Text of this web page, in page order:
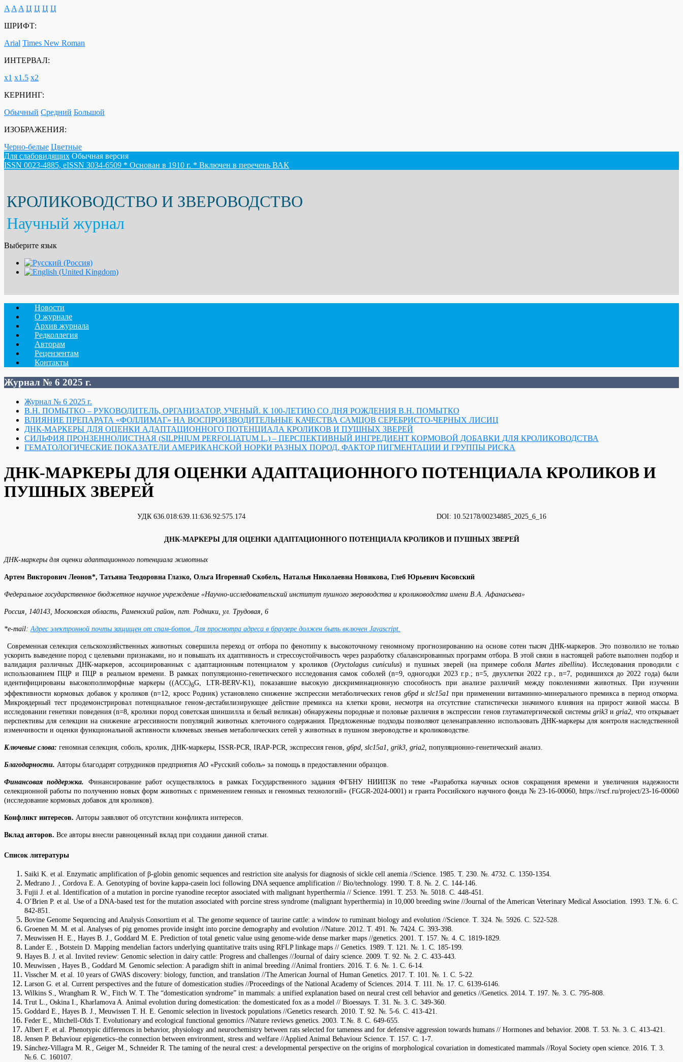
A A A Ц Ц Ц Ц
ШРИФТ:
Arial Times New Roman
ИНТЕРВАЛ:
х1 х1.5 х2
КЕРНИНГ:
Обычный Средний Большой
ИЗОБРАЖЕНИЯ:
Черно-белые Цветные
Для слабовидящих Обычная версия
ISSN 0023-4885, eISSN 3034-6509 * Основан в 1910 г. * Включен в перечень ВАК
КРОЛИКОВОДСТВО И ЗВЕРОВОДСТВО
Научный журнал
Выберите язык
Новости
О журнале
Архив журнала
Редколлегия
Авторам
Рецензентам
Контакты
Журнал № 6 2025 г.
Журнал № 6 2025 г.
В.Н. ПОМЫТКО – РУКОВОДИТЕЛЬ, ОРГАНИЗАТОР, УЧЕНЫЙ. К 100-ЛЕТИЮ СО ДНЯ РОЖДЕНИЯ В.Н. ПОМЫТКО
ВЛИЯНИЕ ПРЕПАРАТА «ФОЛЛИМАГ» НА ВОСПРОИЗВОДИТЕЛЬНЫЕ КАЧЕСТВА САМЦОВ СЕРЕБРИСТО-ЧЕРНЫХ ЛИСИЦ
ДНК-МАРКЕРЫ ДЛЯ ОЦЕНКИ АДАПТАЦИОННОГО ПОТЕНЦИАЛА КРОЛИКОВ И ПУШНЫХ ЗВЕРЕЙ
СИЛЬФИЯ ПРОНЗЕННОЛИСТНАЯ (SILPHIUM PERFOLIATUM L.) – ПЕРСПЕКТИВНЫЙ ИНГРЕДИЕНТ КОРМОВОЙ ДОБАВКИ ДЛЯ КРОЛИКОВОДСТВА
ГЕМАТОЛОГИЧЕСКИЕ ПОКАЗАТЕЛИ АМЕРИКАНСКОЙ НОРКИ РАЗНЫХ ПОРОД, ФАКТОР ПИГМЕНТАЦИИ И ГРУППЫ РИСКА
ДНК-МАРКЕРЫ ДЛЯ ОЦЕНКИ АДАПТАЦИОННОГО ПОТЕНЦИАЛА КРОЛИКОВ И
ПУШНЫХ ЗВЕРЕЙ
УДК 636.018:639.11:636.92:575.174 DOI: 10.52178/00234885_2025_6_16
ДНК-МАРКЕРЫ ДЛЯ ОЦЕНКИ АДАПТАЦИОННОГО ПОТЕНЦИАЛА КРОЛИКОВ И ПУШНЫХ ЗВЕРЕЙ
ДНК-маркеры для оценки адаптационного потенциала животных
Артем Викторович Леонов*, Татьяна Теодоровна Глазко, Ольга Игоревна0 Скобель, Наталья Николаевна Новикова, Глеб Юрьевич Косовский
Федеральное государственное бюджетное научное учреждение «Научно-исследовательский институт пушного звероводства и кролиководства имени В.А. Афанасьева»
Россия, 140143, Московская область, Раменский район, пгт. Родники, ул. Трудовая, 6
*e-mail:Адрес электронной почты защищен от спам-ботов. Для просмотра адреса в браузере должен быть включен Javascript.
Современная селекция сельскохозяйственных животных совершила переход от отбора по фенотипу к высокоточному геномному прогнозированию на основе сотен тысяч ДНК-маркеров. Это позволило не только
ускорить выведение пород с целевыми признаками, но и повышать их адаптивность и стрессоустойчивость через разработку сбалансированных программ отбора. В этой связи в настоящей работе выполнен подбор и
валидация различных ДНК-маркеров, ассоциированных с адаптационным потенциалом у кроликов (Oryctolagus cuniculus) и пушных зверей (на примере соболяMartes zibellina). Исследования проводили с
использованием ПЦР и ПЦР в реальном времени. В рамках популяционно-генетического исследования самок соболей (n=9, одногодки 2023 г.р.; n=5, двухлетки 2022 г.р., n=7, родившихся до 2022 года) были
идентифицированы высокополиморфные маркеры ((ACC)6G, LTR-BERV-K1), показавшие высокую дискриминационную способность при анализе различий между поколениями животных. При изучении
эффективности кормовых добавок у кроликов (n=12, кросс Родник) установлено снижение экспрессии метаболических генов g6pd иslc15a1при применении витаминно-минерального премикса в период откорма.
Микроядерный тест продемонстрировал потенциальное геном-дестабилизирующее действие премикса на клетки крови, несмотря на отсутствие статистически значимого влияния на прирост живой массы. В
исследовании генетики поведения (n=8, кролики пород советская шиншилла и белый великан) обнаружены породные и половые различия в экспрессии генов глутаматергической системы grik3иgria2 , что открывает
перспективы для селекции на снижение агрессивности популяций животных клеточного содержания. Предложенные подходы позволяют целенаправленно использовать ДНК-маркеры для контроля наследственной
изменчивости и оценки функциональной активности ключевых звеньев метаболических сетей у животных в пушном звероводстве и кролиководстве.
Ключевые слова: геномная селекция, соболь, кролик, ДНК-маркеры, ISSR-PCR, IRAP-PCR, экспрессия генов, g6pd, slc15a1, grik3, gria2, популяционно-генетический анализ.
Благодарности. Авторы благодарят сотрудников предприятия АО «Русский соболь» за помощь в предоставлении образцов.
Финансовая поддержка. Финансирование работ осуществлялось в рамках Государственного задания ФГБНУ НИИПЗК по теме «Разработка научных основ сокращения времени и увеличения надежности
селекционной работы по получению новых форм животных с применением генных и геномных технологий» (FGGR-2024-0001) и гранта Российского научного фонда № 23-16-00060, https://rscf.ru/project/23-16-00060
(исследование кормовых добавок для кроликов).
Конфликт интересов. Авторы заявляют об отсутствии конфликта интересов.
Вклад авторов. Все авторы внесли равноценный вклад при создании данной статьи.
Список литературы
Saiki K. et al. Enzymatic amplification of β-globin genomic sequences and restriction site analysis for diagnosis of sickle cell anemia //Science. 1985. Т. 230. №. 4732. С. 1350-1354.
Medrano J. , Cordova E. A. Genotyping of bovine kappa-casein loci following DNA sequence amplification // Bio/technology. 1990. Т. 8. №. 2. С. 144-146.
Fujii J. et al. Identification of a mutation in porcine ryanodine receptor associated with malignant hyperthermia // Science. 1991. Т. 253. №. 5018. С. 448-451.
O’Brien P. et al. Use of a DNA-based test for the mutation associated with porcine stress syndrome (malignant hyperthermia) in 10,000 breeding swine //Journal of the American Veterinary Medical Association. 1993. Т.№. 6. С.
842-851.
Bovine Genome Sequencing and Analysis Consortium et al. The genome sequence of taurine cattle: a window to ruminant biology and evolution //Science. Т. 324. №. 5926. С. 522-528.
Groenen M. M. et al. Analyses of pig genomes provide insight into porcine demography and evolution //Nature. 2012. Т. 491. №. 7424. С. 393-398.
Meuwissen H. E., Hayes B. J., Goddard M. E. Prediction of total genetic value using genome-wide dense marker maps //genetics. 2001. Т. 157. №. 4. С. 1819-1829.
Lander E. , Botstein D. Mapping mendelian factors underlying quantitative traits using RFLP linkage maps // Genetics. 1989. Т. 121. №. 1. С. 185-199.
Hayes B. J. et al. Invited review: Genomic selection in dairy cattle: Progress and challenges //Journal of dairy science. 2009. Т. 92. №. 2. С. 433-443.
Meuwissen , Hayes B., Goddard M. Genomic selection: A paradigm shift in animal breeding //Animal frontiers. 2016. Т. 6. №. 1. С. 6-14.
Visscher M. et al. 10 years of GWAS discovery: biology, function, and translation //The American Journal of Human Genetics. 2017. Т. 101. №. 1. С. 5-22.
Larson G. et al. Current perspectives and the future of domestication studies //Proceedings of the National Academy of Sciences. 2014. Т. 111. №. 17. С. 6139-6146.
Wilkins S., Wrangham R. W., Fitch W. T. The “domestication syndrome” in mammals: a unified explanation based on neural crest cell behavior and genetics //Genetics. 2014. Т. 197. №. 3. С. 795-808.
Trut L., Oskina I., Kharlamova A. Animal evolution during domestication: the domesticated fox as a model // Bioessays. Т. 31. №. 3. С. 349-360.
Goddard E., Hayes B. J., Meuwissen T. H. E. Genomic selection in livestock populations //Genetics research. 2010. Т. 92. №. 5-6. С. 413-421.
Feder E., Mitchell-Olds T. Evolutionary and ecological functional genomics //Nature reviews genetics. 2003. Т.№. 8. С. 649-655.
Albert F. et al. Phenotypic differences in behavior, physiology and neurochemistry between rats selected for tameness and for defensive aggression towards humans // Hormones and behavior. 2008. Т. 53. №. 3. С. 413-421.
Jensen P. Behaviour epigenetics–the connection between environment, stress and welfare //Applied Animal Behaviour Science. Т. 157. С. 1-7.
Sánchez-Villagra M. R., Geiger M., Schneider R. The taming of the neural crest: a developmental perspective on the origins of morphological covariation in domesticated mammals //Royal Society open science. 2016. Т. 3.
№.6. С. 160107.